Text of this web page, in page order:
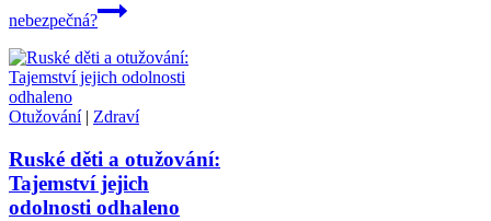
nebezpečná?
Otužování| Zdraví
Ruské děti a otužování:
Tajemství jejich
odolnosti odhaleno